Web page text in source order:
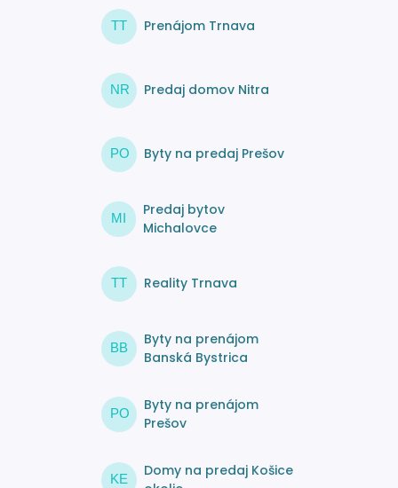
TT Prenájom Trnava
NR Predaj domov Nitra
PO Byty na predaj Prešov
MI
Predaj bytov
Michalovce
TT Reality Trnava
BB
Byty na prenájom
Banská Bystrica
PO
Byty na prenájom
Prešov
KE
Domy na predaj Košice